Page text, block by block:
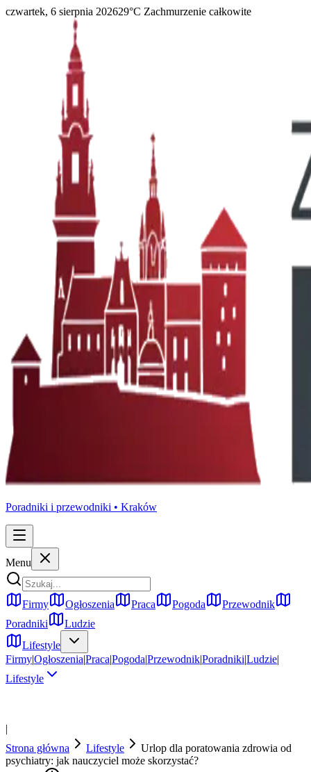
czwartek, 6 sierpnia 202629°C Zachmurzenie całkowite
Poradniki i przewodniki • Kraków
Menu
Firmy Ogłoszenia Praca Pogoda
Przewodnik
Poradniki
Ludzie
Lifestyle
Firmy|Ogłoszenia|Praca|Pogoda|Przewodnik|Poradniki|Ludzie|
Lifestyle
|
Strona główna
Lifestyle
Urlop dla poratowania zdrowia od
psychiatry: jak nauczyciel może skorzystać?